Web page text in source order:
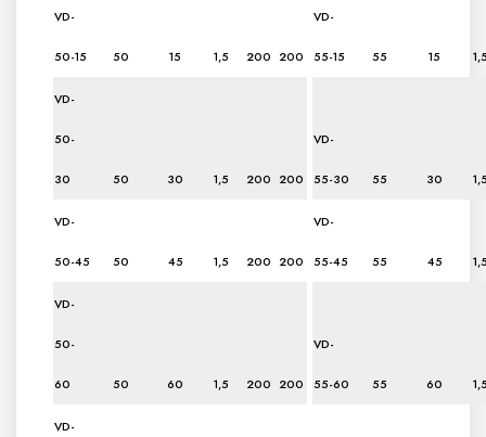
VD-
50-15 50 15 1,5 200 200
VD-
55-15 55 15
VD-
50-
30 50 30 1,5 200 200
VD-
55-30 55 30
VD-
50-45 50 45 1,5 200 200
VD-
55-45 55 45
VD-
50-
60 50 60 1,5 200 200
VD-
55-60 55 60
VD-